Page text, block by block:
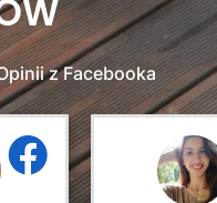
z Facebooka